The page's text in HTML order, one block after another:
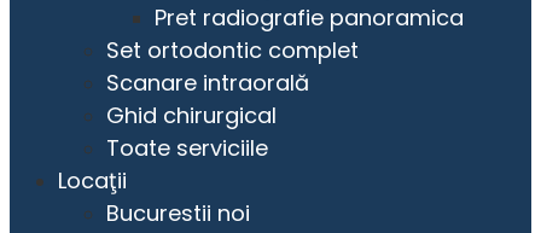
Pret radiografie panoramica
Set ortodontic complet
Scanare intraorală
Ghid chirurgical
Toate serviciile
Locaţii
Bucurestii noi